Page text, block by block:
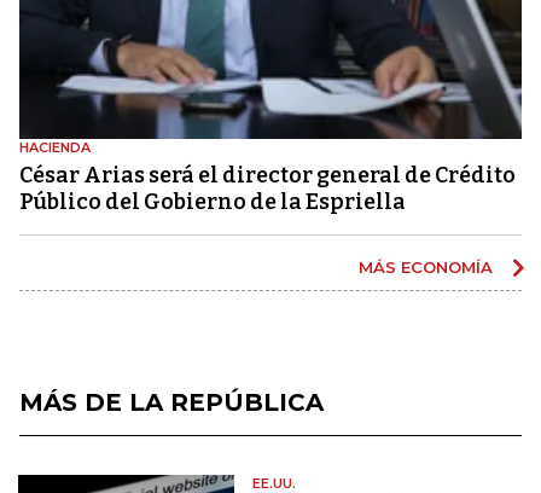
HACIENDA
César Arias será el director general de Crédito
Público del Gobierno de la Espriella
MÁS ECONOMÍA
MÁS DE LA REPÚBLICA
EE.UU.